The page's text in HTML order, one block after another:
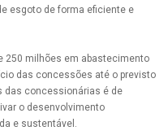
esgoto de forma eficiente e
250 milhões em abastecimento
das concessões até o previsto
das concessionárias é de
o desenvolvimento
e sustentável.